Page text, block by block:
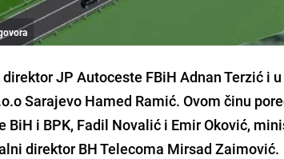
JP Autoceste FBiH Adnan Terzić i
Sarajevo Hamed Ramić. Ovom činu
BiH i BPK, Fadil Novalić i Emir Oković,
direktor BH Telecoma Mirsad Zaimović.